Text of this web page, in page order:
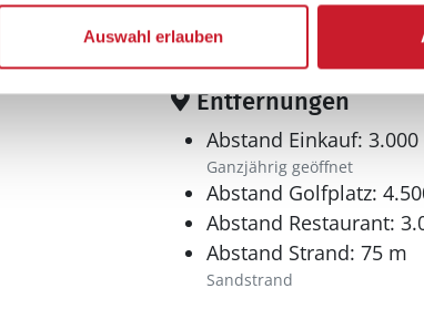
Auswahl erlauben
Entfernungen
Abstand Einkauf: 3.000
Ganzjährig geöffnet
Abstand Golfplatz:
Abstand Restaurant:
Abstand Strand: 75 m
Sandstrand